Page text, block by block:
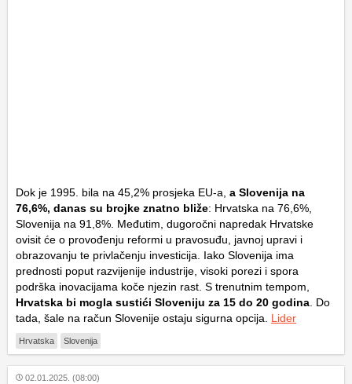
Dok je 1995. bila na 45,2% prosjeka EU-a, a Slovenija na
76,6%, danas su brojke znatno bliže: Hrvatska na 76,6%,
Slovenija na 91,8%. Međutim, dugoročni napredak Hrvatske
ovisit će o provođenju reformi u pravosuđu, javnoj upravi i
obrazovanju te privlačenju investicija. Iako Slovenija ima
prednosti poput razvijenije industrije, visoki porezi i spora
podrška inovacijama koče njezin rast. S trenutnim tempom,
Hrvatska bi mogla sustići Sloveniju za 15 do 20 godina . Do
tada, šale na račun Slovenije ostaju sigurna opcija. Lider
Hrvatska Slovenija
02.01.2025. (08:00)